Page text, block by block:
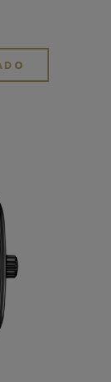
een pionier